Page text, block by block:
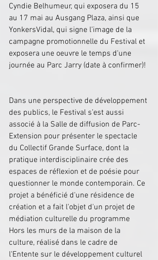
Cyndie Belhumeur, qui exposera du 15
au 17 mai au Ausgang Plaza, ainsi que
YonkersVidal, qui signe l’image de la
campagne promotionnelle du Festival et
exposera une oeuvre le temps d'une
journée au Parc Jarry (date à confirmer)!
Dans une perspective de développement
des publics, le Festival s’est aussi
associé à la Salle de diffusion de Parc-
Extension pour présenter le spectacle
du Collectif Grande Surface, dont la
pratique interdisciplinaire crée des
espaces de réflexion et de poésie pour
questionner le monde contemporain. Ce
projet a bénéficié d'une résidence de
création et a fait l'objet d'un projet de
médiation culturelle du programme
Hors les murs de la maison de la
culture, réalisé dans le cadre de
l'Entente sur le développement culturel